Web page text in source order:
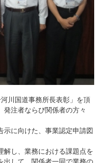
川国道事務所長表彰」を頂
発注者ならび関係者の方々
に向けた、事業認定申請図
し、業務における課題点を